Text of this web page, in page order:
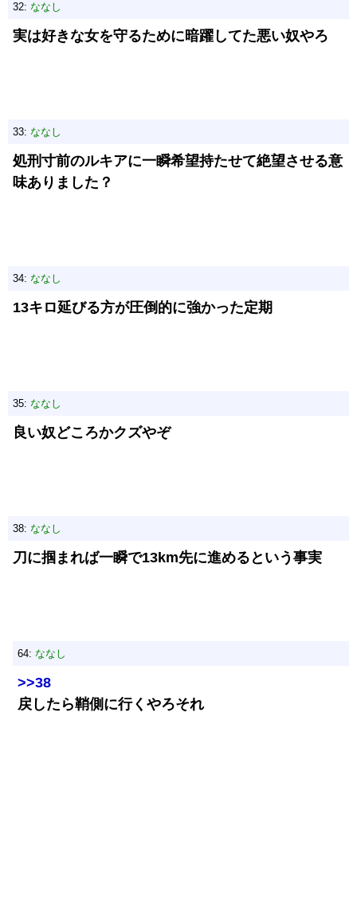
32: ななし
実は好きな女を守るために暗躍してた悪い奴やろ
33: ななし
処刑寸前のルキアに一瞬希望持たせて絶望させる意
味ありました？
34: ななし
13キロ延びる方が圧倒的に強かった定期
35: ななし
良い奴どころかクズやぞ
38: ななし
刀に掴まれば一瞬で13km先に進めるという事実
64: ななし
>>38
戻したら鞘側に行くやろそれ